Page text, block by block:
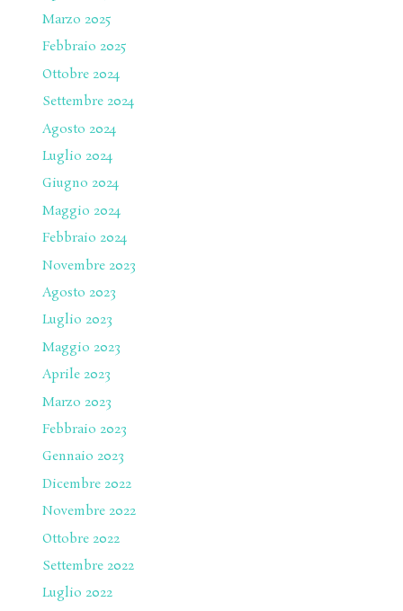
Marzo 2025
Febbraio 2025
Ottobre 2024
Settembre 2024
Agosto 2024
Luglio 2024
Giugno 2024
Maggio 2024
Febbraio 2024
Novembre 2023
Agosto 2023
Luglio 2023
Maggio 2023
Aprile 2023
Marzo 2023
Febbraio 2023
Gennaio 2023
Dicembre 2022
Novembre 2022
Ottobre 2022
Settembre 2022
Luglio 2022